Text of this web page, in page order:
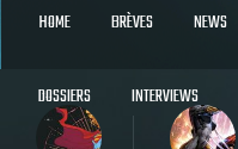
HOME BRÈVES NEWS
DOSSIERS INTERVIEWS